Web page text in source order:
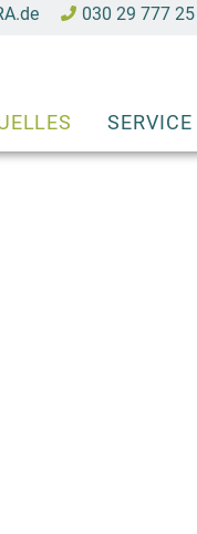
030 29 777
SERVICE